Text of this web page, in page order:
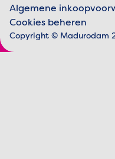
Juridische
Algemene
Cookies beheren
Copyright © Madurodam